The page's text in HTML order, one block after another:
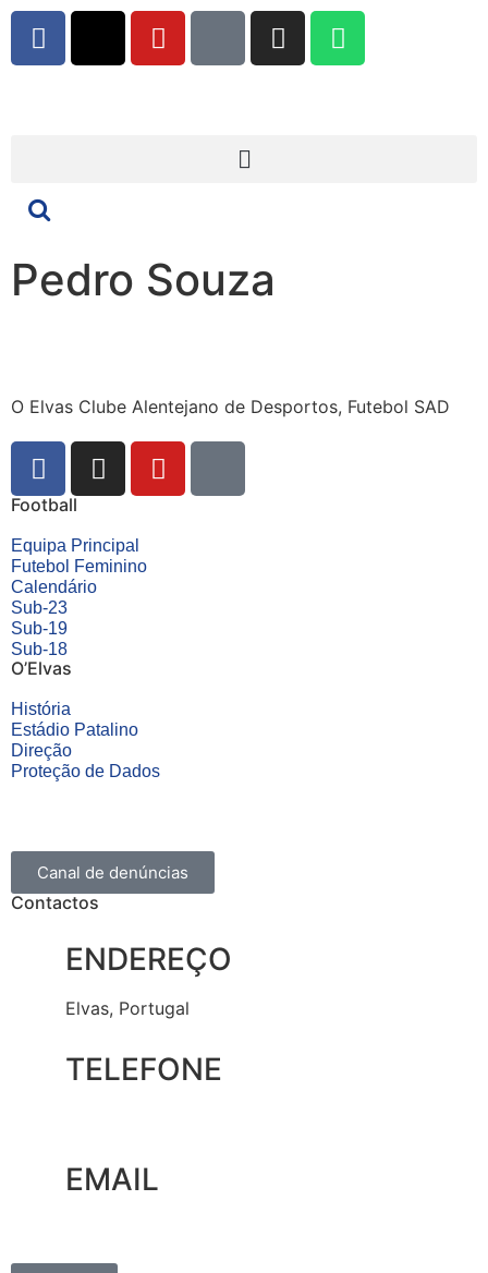
Pedro Souza
O Elvas Clube Alentejano de Desportos, Futebol SAD
Football
Equipa Principal
Futebol Feminino
Calendário
Sub-23
Sub-19
Sub-18
O’Elvas
História
Estádio Patalino
Direção
Proteção de Dados
Canal de denúncias
Contactos
ENDEREÇO
Elvas, Portugal
TELEFONE
EMAIL